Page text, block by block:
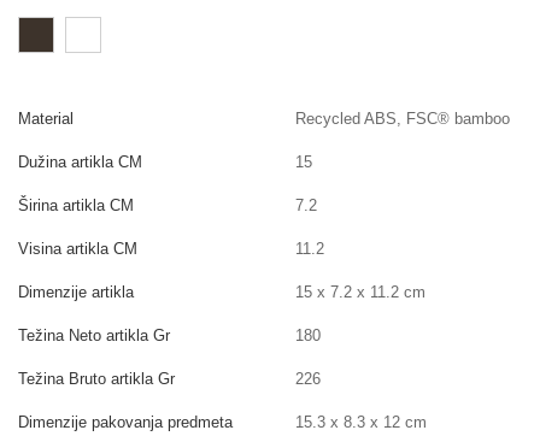
Material Recycled ABS, FSC® bamboo
Dužina artikla CM 15
Širina artikla CM 7.2
Visina artikla CM 11.2
Dimenzije artikla 15 x 7.2 x 11.2 cm
Težina Neto artikla Gr 180
Težina Bruto artikla Gr 226
Dimenzije pakovanja predmeta 15.3 x 8.3 x 12 cm